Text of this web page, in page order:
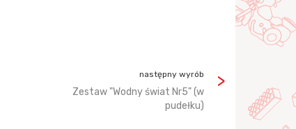
następny wyrób
Zestaw "Wodny świat Nr5" (w
pudełku)